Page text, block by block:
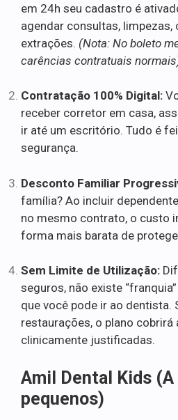
em 24h seu cadastro é
agendar consultas, limpezas,
extrações. (Nota: No boleto
carências contratuais
Contratação 100% Digital:
receber corretor em casa,
ir até um escritório. Tudo é
segurança.
Desconto Familiar
família? Ao incluir
no mesmo contrato, o custo
forma mais barata de
Sem Limite de Utilização:
seguros, não existe
que você pode ir ao dentista.
restaurações, o plano cobrirá
clinicamente justificadas.
Amil Dental Kids
pequenos)